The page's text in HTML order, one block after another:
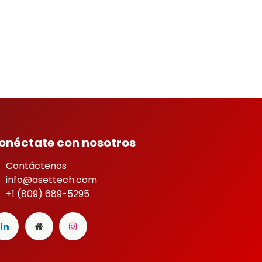
con nosotros
Contáctenos
info@asettech.com
+1 (809) 689-5295